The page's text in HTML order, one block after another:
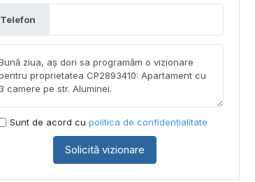
Telefon
Sunt de acord cu politica de confidențialitate
Solicită vizionare